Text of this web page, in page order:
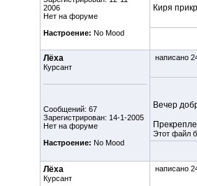
2006
Нет на форуме
Настроение: No Mood
Киря
Лёха
Курсант
Сообщений: 67
Зарегистрирован: 14-1-2005
Нет на форуме
Настроение: No Mood
написано
Вечер
Этот файл
Лёха
Курсант
написано